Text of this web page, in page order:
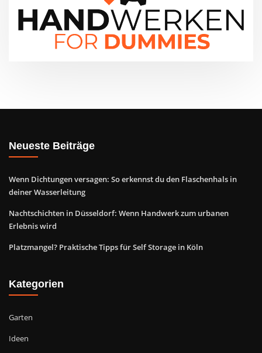
Neueste Beiträge
Wenn Dichtungen versagen: So erkennst du den Flaschenhals in
deiner Wasserleitung
Nachtschichten in Düsseldorf: Wenn Handwerk zum urbanen
Erlebnis wird
Platzmangel? Praktische Tipps für Self Storage in Köln
Kategorien
Garten
Ideen